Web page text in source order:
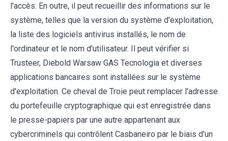
l'accès. En outre, il peut recueillir des informations sur le
système, telles que la version du système d'exploitation,
la liste des logiciels antivirus installés, le nom de
l'ordinateur et le nom d'utilisateur. Il peut vérifier si
Trusteer, Diebold Warsaw GAS Tecnologia et diverses
applications bancaires sont installées sur le système
d'exploitation. Ce cheval de Troie peut remplacer l'adresse
du portefeuille cryptographique qui est enregistrée dans
le presse-papiers par une autre appartenant aux
cybercriminels qui contrôlent Casbaneiro par le biais d'un